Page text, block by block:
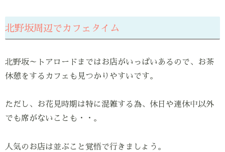
北野坂周辺でカフェタイム
北野坂～トアロードまではお店がいっぱいあるので、お茶
休憩をするカフェも見つかりやすいです。
ただし、お花見時期は特に混雑する為、休日や連休中以外
でも席がないことも・・。
人気のお店は並ぶこと覚悟で行きましょう。